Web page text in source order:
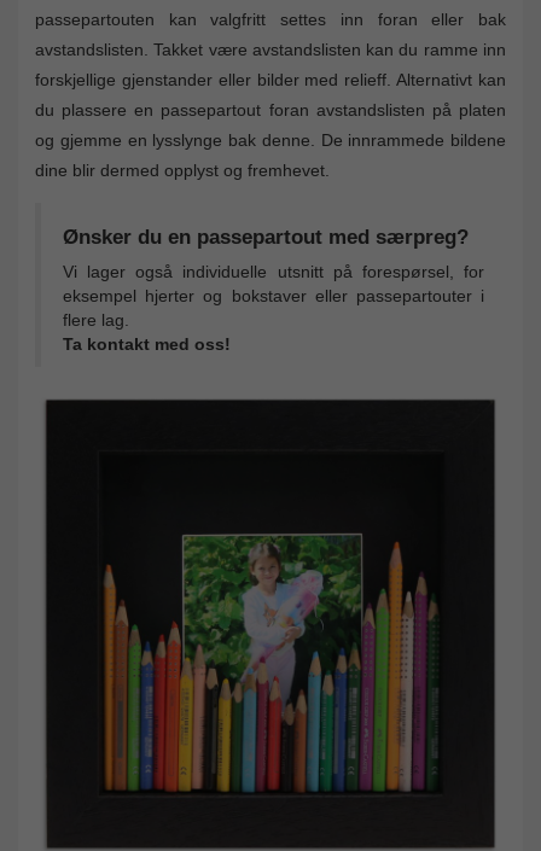
passepartouten kan valgfritt settes inn foran eller bak
avstandslisten. Takket være avstandslisten kan du ramme inn
forskjellige gjenstander eller bilder med relieff. Alternativt kan
du plassere en passepartout foran avstandslisten på platen
og gjemme en lysslynge bak denne. De innrammede bildene
dine blir dermed opplyst og fremhevet.
Ønsker du en passepartout med særpreg?
Vi lager også individuelle utsnitt på forespørsel, for
eksempel hjerter og bokstaver eller passepartouter i
flere lag.
Ta kontakt med oss!